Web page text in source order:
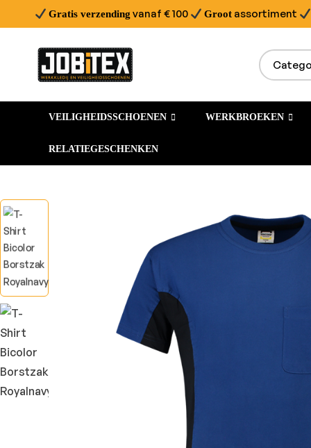
Gratis verzending vanaf € 100 Groot assortiment
VEILIGHEIDSSCHOENEN WERKBROEKEN
RELATIEGESCHENKEN